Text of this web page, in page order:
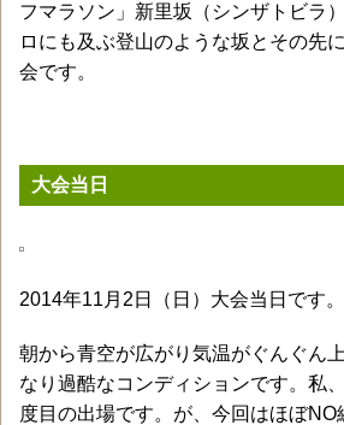
フマラソン」新里坂（シンザトビラ
ロにも及ぶ登山のような坂とその先
会です。
大会当日
2014年11月2日（日）大会当日です。
朝から青空が広がり気温がぐんぐん
なり過酷なコンディションです。私
度目の出場です。が、今回はほぼ